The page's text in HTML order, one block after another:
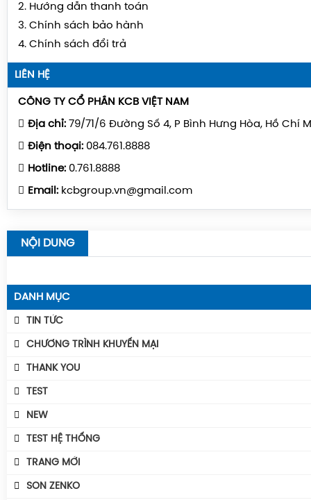
2. Hướng dẫn thanh toán
3. Chính sách bảo hành
4. Chính sách đổi trả
LIÊN HỆ
CÔNG TY CỔ PHẦN KCB VIỆT NAM
Địa chỉ: 79/71/6 Đường Số 4, P Bình Hưng Hòa, Hồ Chí
Điện thoại: 084.761.8888
Hotline: 0.761.8888
Email: kcbgroup.vn@gmail.com
NỘI DUNG
DANH MỤC
TIN TỨC
CHƯƠNG TRÌNH KHUYẾN MẠI
THANK YOU
TEST
NEW
TEST HỆ THỐNG
TRANG MỚI
SON ZENKO